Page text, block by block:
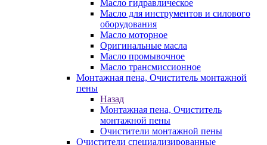
Масло гидравлическое
Масло для инструментов и силового
оборудования
Масло моторное
Оригинальные масла
Масло промывочное
Масло трансмиссионное
Монтажная пена, Очиститель монтажной
пены
Назад
Монтажная пена, Очиститель
монтажной пены
Очистители монтажной пены
Очистители специализированные